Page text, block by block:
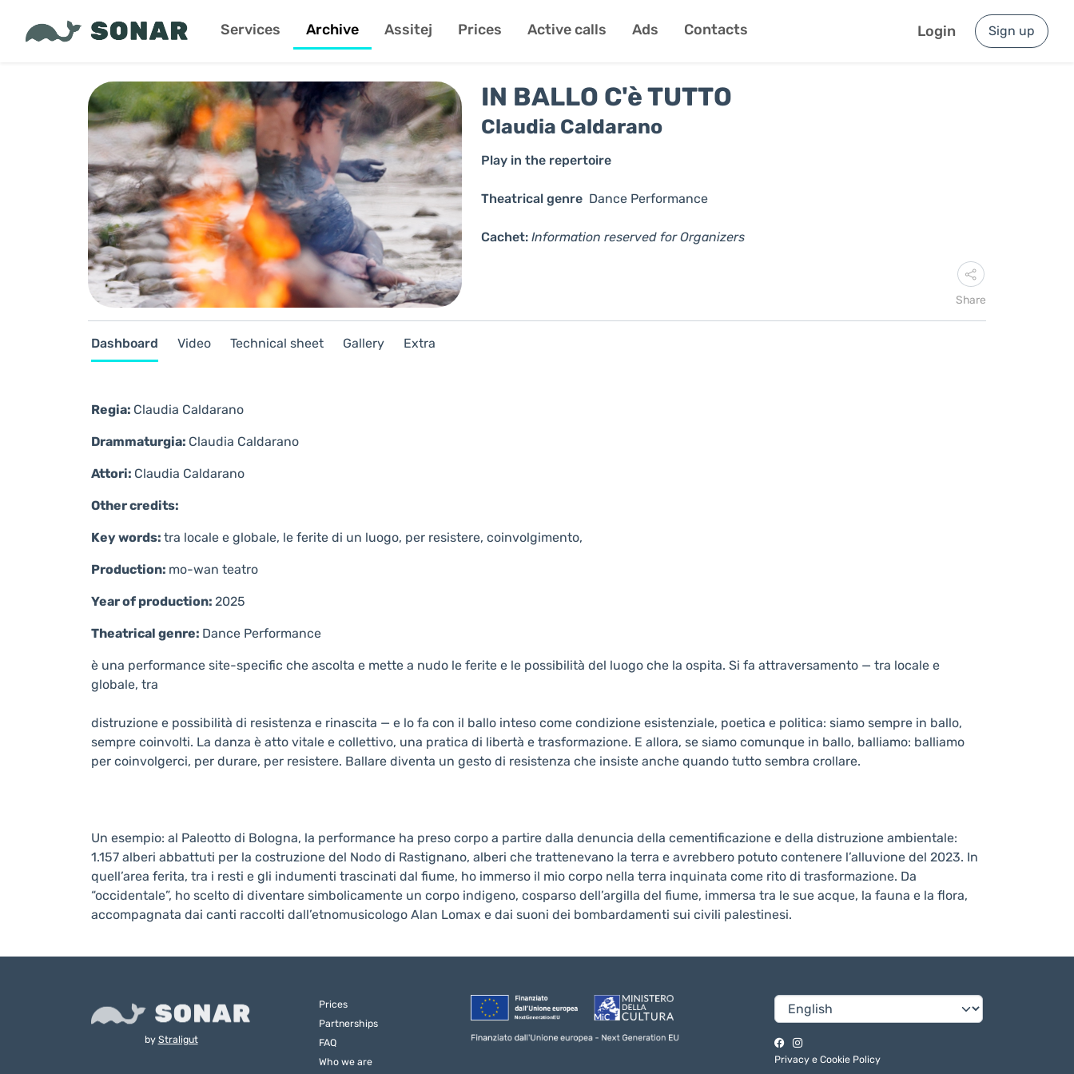
Services Archive Assitej Prices Active calls Ads Contacts Login Sign up
IN BALLO C'è TUTTO
Claudia Caldarano
Play in the repertoire
Theatrical genre Dance Performance
Cachet: Information reserved for Organizers
Share
Dashboard Video Technical sheet Gallery Extra
Regia: Claudia Caldarano
Drammaturgia: Claudia Caldarano
Attori: Claudia Caldarano
Other credits:
Key words: tra locale e globale, le ferite di un luogo, per resistere, coinvolgimento,
Production: mo-wan teatro
Year of production: 2025
Theatrical genre: Dance Performance
è una performance site-specific che ascolta e mette a nudo le ferite e le possibilità del luogo che la ospita. Si fa attraversamento — tra locale e
globale, tra
distruzione e possibilità di resistenza e rinascita — e lo fa con il ballo inteso come condizione esistenziale, poetica e politica: siamo sempre in ballo,
sempre coinvolti. La danza è atto vitale e collettivo, una pratica di libertà e trasformazione. E allora, se siamo comunque in ballo, balliamo: balliamo
per coinvolgerci, per durare, per resistere. Ballare diventa un gesto di resistenza che insiste anche quando tutto sembra crollare.
Un esempio: al Paleotto di Bologna, la performance ha preso corpo a partire dalla denuncia della cementificazione e della distruzione ambientale:
1.157 alberi abbattuti per la costruzione del Nodo di Rastignano, alberi che trattenevano la terra e avrebbero potuto contenere l’alluvione del 2023. In
quell’area ferita, tra i resti e gli indumenti trascinati dal fiume, ho immerso il mio corpo nella terra inquinata come rito di trasformazione. Da
“occidentale”, ho scelto di diventare simbolicamente un corpo indigeno, cosparso dell’argilla del fiume, immersa tra le sue acque, la fauna e la flora,
accompagnata dai canti raccolti dall’etnomusicologo Alan Lomax e dai suoni dei bombardamenti sui civili palestinesi.
by Straligut
Prices
Partnerships
FAQ
Who we are
Privacy e Cookie Policy